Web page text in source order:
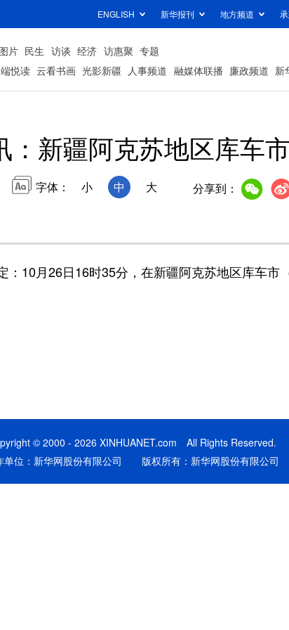
ENGLISH 新华报刊 地方频道
图片 民生 访谈 经济 访惠聚 专题
悦读 云看书画 光影新疆 人事频道 融媒体联播 廉政频道 新
：新疆阿克苏地区库车
字体： 小 中 大 分享到：
10月26日16时35分，在新疆阿克苏地区库车市
© 2000 - 2026 XINHUANET.com All Rights Reserved.
单位：新华网股份有限公司 版权所有：新华网股份有限公司